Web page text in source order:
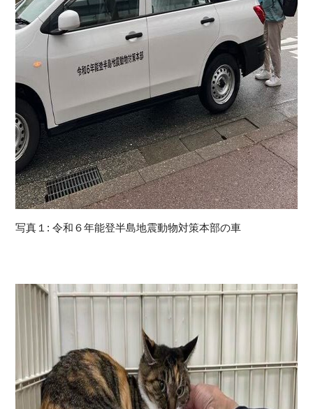
写真１: 令和６年能登半島地震動物対策本部の車